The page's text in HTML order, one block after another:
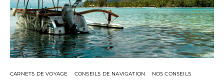
CARNETS DE VOYAGE CONSEILS DE NAVIGATION NOS CONSEILS